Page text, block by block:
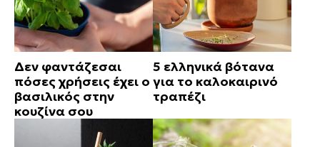
Δεν φαντάζεσαι
πόσες χρήσεις έχει ο
βασιλικός στην
κουζίνα σου
5 ελληνικά βότανα
για το καλοκαιρινό
τραπέζι